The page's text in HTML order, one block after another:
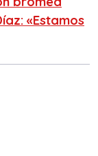
«Estamos